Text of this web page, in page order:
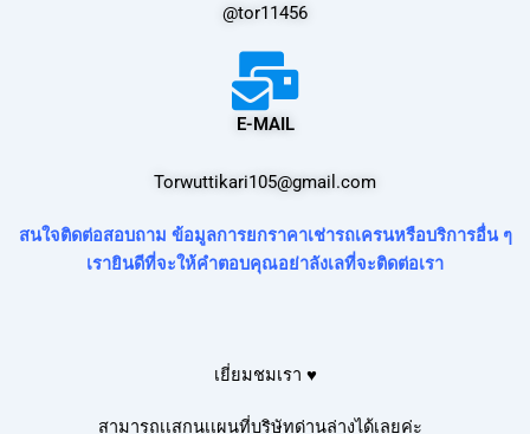
@tor11456
E-MAIL
Torwuttikari105@gmail.com
สนใจติดต่อสอบถาม ข้อมูลการยกราคาเช่ารถเครนหรือบริการอื่น ๆ
เรายินดีที่จะให้คำตอบคุณอย่าลังเลที่จะติดต่อเรา
เยี่ยมชมเรา ♥
สามารถเเสกนเเผนที่บริษัทด่านล่างได้เลยค่ะ